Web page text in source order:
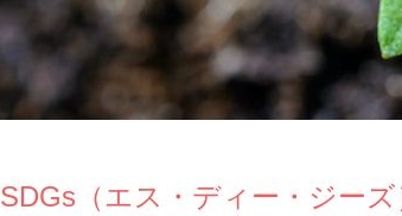
SDGs（エス・ディー・ジーズ